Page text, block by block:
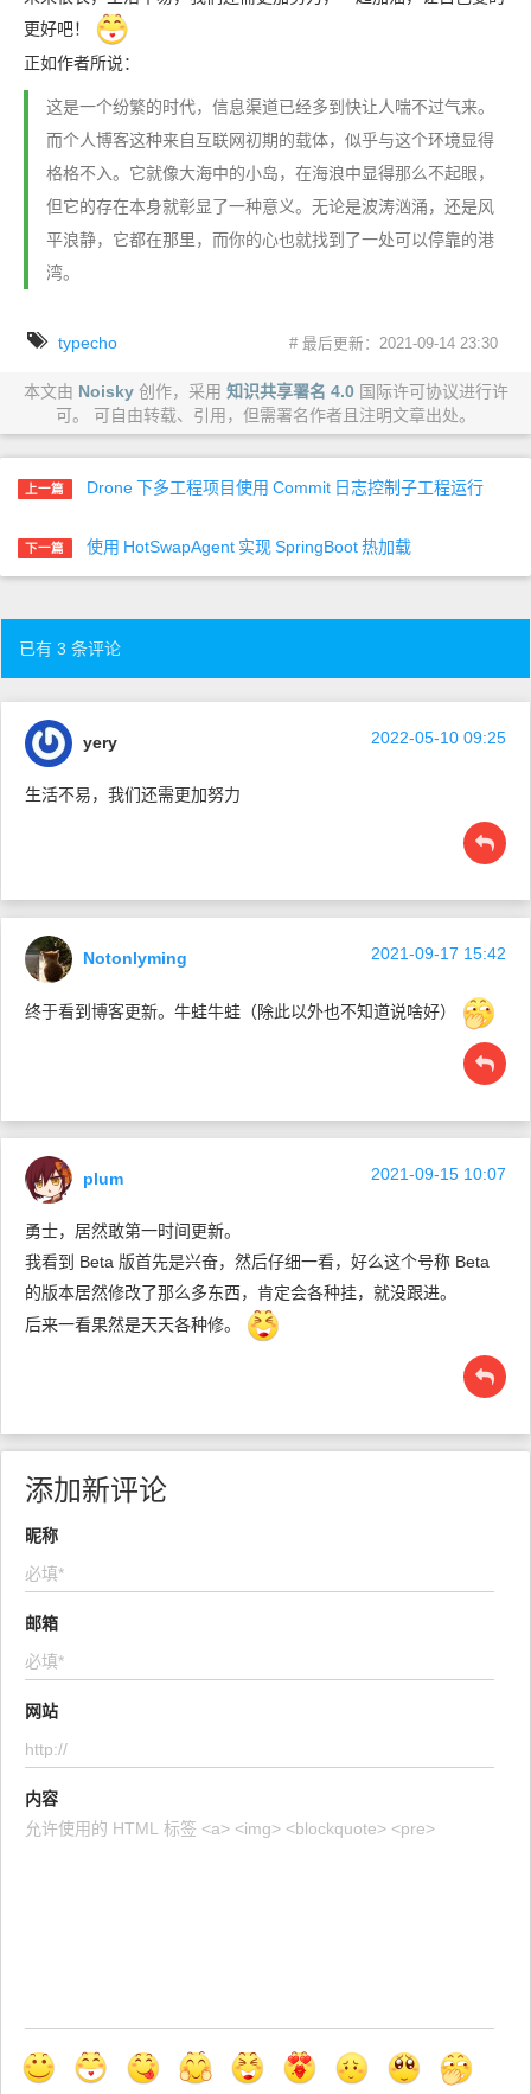
更好吧！
正如作者所说：
这是一个纷繁的时代，信息渠道已经多到快让人喘不过气来。
而个人博客这种来自互联网初期的载体，似乎与这个环境显得
格格不入。它就像大海中的小岛，在海浪中显得那么不起眼，
但它的存在本身就彰显了一种意义。无论是波涛汹涌，还是风
平浪静，它都在那里，而你的心也就找到了一处可以停靠的港
湾。
typecho # 最后更新：2021-09-14 23:30
本文由 Noisky创作，采用 知识共享署名 4.0国际许可协议进行许
可。 可自由转载、引用，但需署名作者且注明文章出处。
上一篇 Drone 下多工程项目使用 Commit 日志控制子工程运行
下一篇 使用 HotSwapAgent 实现 SpringBoot 热加载
已有 3 条评论
yery 2022-05-10 09:25
生活不易，我们还需更加努力
Notonlyming 2021-09-17 15:42
终于看到博客更新。牛蛙牛蛙（除此以外也不知道说啥好）
plum 2021-09-15 10:07
勇士，居然敢第一时间更新。
我看到 Beta 版首先是兴奋，然后仔细一看，好么这个号称 Beta
的版本居然修改了那么多东西，肯定会各种挂，就没跟进。
后来一看果然是天天各种修。
添加新评论
昵称
邮箱
网站
内容